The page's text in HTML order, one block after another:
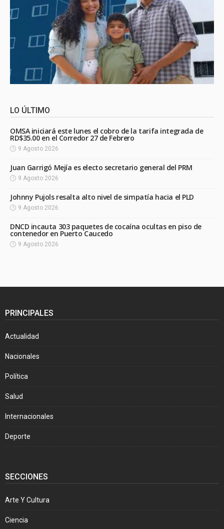
LO ÚLTIMO
OMSA iniciará este lunes el cobro de la tarifa integrada de
RD$35.00 en el Corredor 27 de Febrero
9 Agosto 2026
Juan Garrigó Mejía es electo secretario general del PRM
9 Agosto 2026
Johnny Pujols resalta alto nivel de simpatía hacia el PLD
9 Agosto 2026
DNCD incauta 303 paquetes de cocaína ocultas en piso de
contenedor en Puerto Caucedo
9 Agosto 2026
PRINCIPALES
Actualidad
Nacionales
Política
Salud
Internacionales
Deporte
SECCIONES
Arte Y Cultura
Ciencia